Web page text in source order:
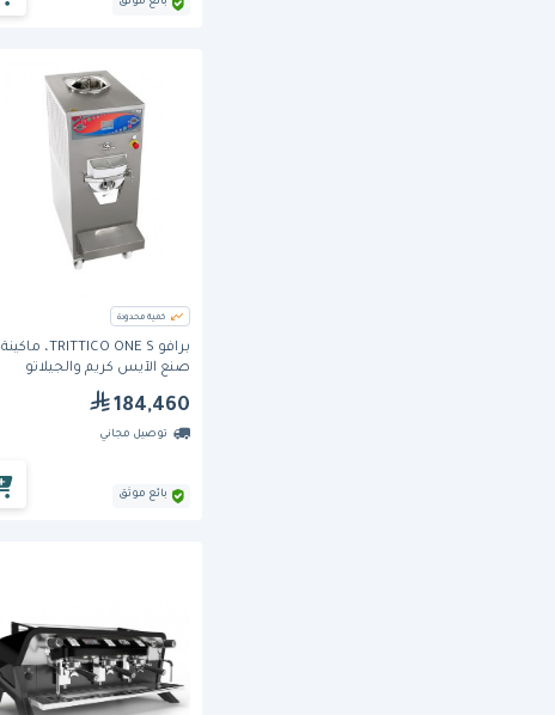
كمية محدودة
برافو TRITTICO ONE S، ماكينة
صنع الآيس كريم والجيلاتو
184,460
توصيل مجاني
بائع موثق